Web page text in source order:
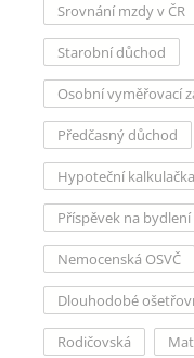
Srovnání mzdy v ČR
Starobní důchod
Osobní vyměřovací
Předčasný důchod
Hypoteční kalkulačka
Příspěvek na bydlení
Nemocenská OSVČ
Dlouhodobé
Rodičovská